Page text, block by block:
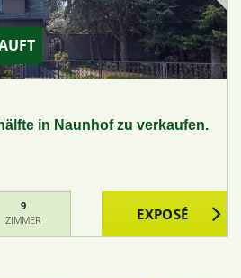
in Naunhof zu verkaufen.
9
ZIMMER